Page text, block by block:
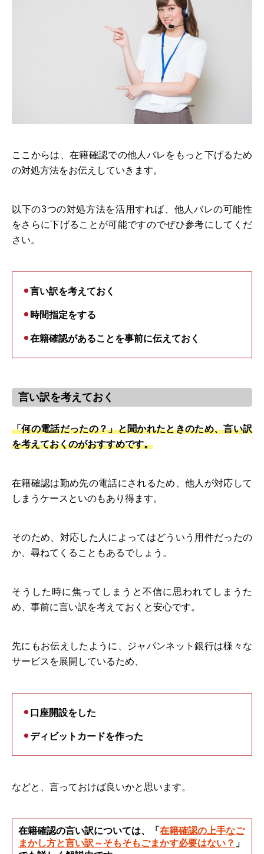
ここからは、在籍確認での他人バレをもっと下げるため
の対処方法をお伝えしていきます。
以下の3つの対処方法を活用すれば、他人バレの可能性
をさらに下げることが可能ですのでぜひ参考にしてくだ
さい。
言い訳を考えておく
時間指定をする
在籍確認があることを事前に伝えておく
言い訳を考えておく
「何の電話だったの？」と聞かれたときのため、言い訳
を考えておくのがおすすめです。
在籍確認は勤め先の電話にされるため、他人が対応して
しまうケースといのもあり得ます。
そのため、対応した人によってはどういう用件だったの
か、尋ねてくることもあるでしょう。
そうした時に焦ってしまうと不信に思われてしまうた
め、事前に言い訳を考えておくと安心です。
先にもお伝えしたように、ジャパンネット銀行は様々な
サービスを展開しているため、
口座開設をした
ディビットカードを作った
などと、言っておけば良いかと思います。
在籍確認の言い訳については、「 在籍確認の上手なご
まかし方と言い訳～そもそもごまかす必要はない？ 」